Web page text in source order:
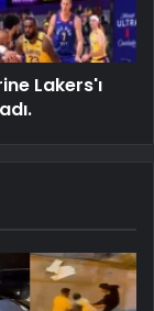
Lakers'ı